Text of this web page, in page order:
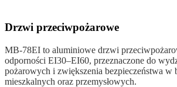
Drzwi przeciwpożarowe
MB-78EI to aluminiowe drzwi
odporności EI30–EI60, przeznaczone do
pożarowych i zwiększenia bezpieczeństwa w
mieszkalnych oraz przemysłowych.